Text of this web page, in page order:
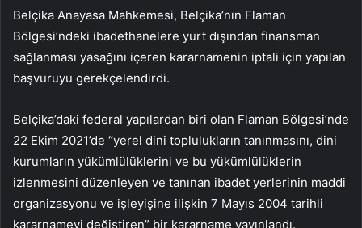
Belçika Anayasa Mahkemesi, Belçika’nın Flaman
Bölgesi’ndeki ibadethanelere yurt dışından finansman
sağlanması yasağını içeren kararnamenin iptali için yapılan
başvuruyu gerekçelendirdi.
Belçika’daki federal yapılardan biri olan Flaman Bölgesi’nde
22 Ekim 2021’de “yerel dini toplulukların tanınmasını, dini
kurumların yükümlülüklerini ve bu yükümlülüklerin
izlenmesini düzenleyen ve tanınan ibadet yerlerinin maddi
organizasyonu ve işleyişine ilişkin 7 Mayıs 2004 tarihli
kararnameyi değiştiren” bir kararname yayınlandı.